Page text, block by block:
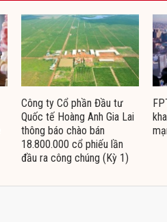
Công ty Cổ phần Đầu tư
Quốc tế Hoàng Anh Gia Lai
thông báo chào bán
18.800.000 cổ phiếu lần
đầu ra công chúng (Kỳ 1)